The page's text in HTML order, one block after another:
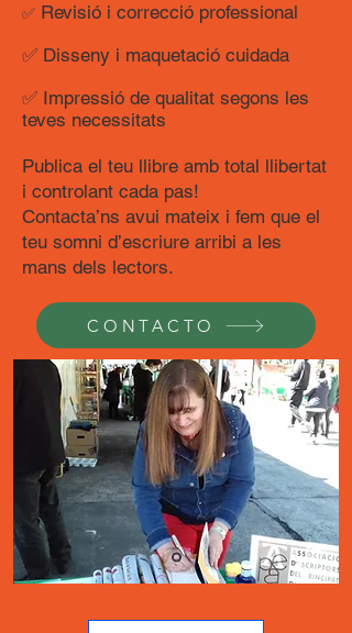
✅ Revisió i correcció professional
✅ Disseny i maquetació cuidada
✅ Impressió de qualitat segons les
teves necessitats
Publica el teu llibre amb total llibertat
i controlant cada pas!
Contacta’ns avui mateix i fem que el
teu somni d’escriure arribi a les
mans dels lectors.
CONTACTO